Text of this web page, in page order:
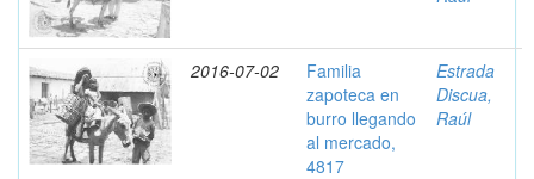
2016-07-02
Familia
zapoteca en
burro llegando
al mercado,
4817
Estrada
Discua,
Raúl